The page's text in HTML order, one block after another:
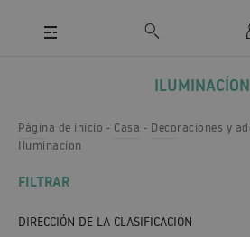
ILUMINACÍON
Página de inicio Casa
Decoraciones y
Iluminacíon
FILTRAR
DIRECCIÓN DE LA CLASIFICACIÓN